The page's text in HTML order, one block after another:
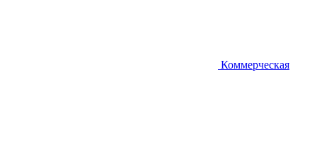
Коммерческая